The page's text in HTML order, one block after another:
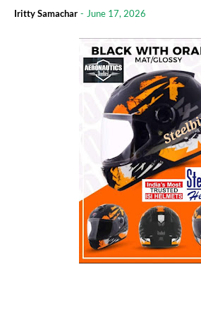
Iritty Samachar - June 17, 2026